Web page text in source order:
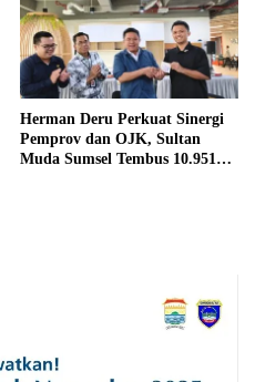
Herman Deru Perkuat Sinergi
Pemprov dan OJK, Sultan
Muda Sumsel Tembus 10.951